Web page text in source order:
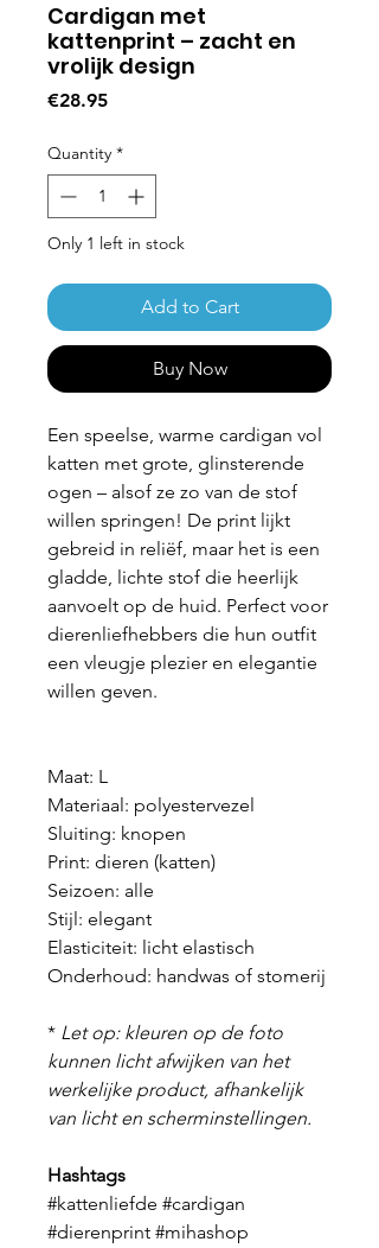
Cardigan met
kattenprint – zacht en
vrolijk design
€28.95Price
Quantity *
Only 1 left in stock
Add to Cart
Buy Now
Een speelse, warme cardigan vol
katten met grote, glinsterende
ogen – alsof ze zo van de stof
willen springen! De print lijkt
gebreid in reliëf, maar het is een
gladde, lichte stof die heerlijk
aanvoelt op de huid. Perfect voor
dierenliefhebbers die hun outfit
een vleugje plezier en elegantie
willen geven.
Maat: L
Materiaal: polyestervezel
Sluiting: knopen
Print: dieren (katten)
Seizoen: alle
Stijl: elegant
Elasticiteit: licht elastisch
Onderhoud: handwas of stomerij
* Let op: kleuren op de foto
kunnen licht afwijken van het
werkelijke product, afhankelijk
van licht en scherminstellingen.
Hashtags
#kattenliefde #cardigan
#dierenprint #mihashop